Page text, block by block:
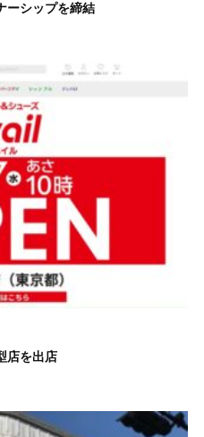
ーシップを締結
店を出店